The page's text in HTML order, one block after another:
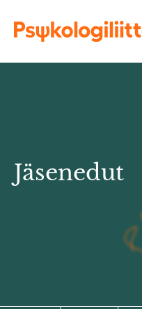
Jäsenedut